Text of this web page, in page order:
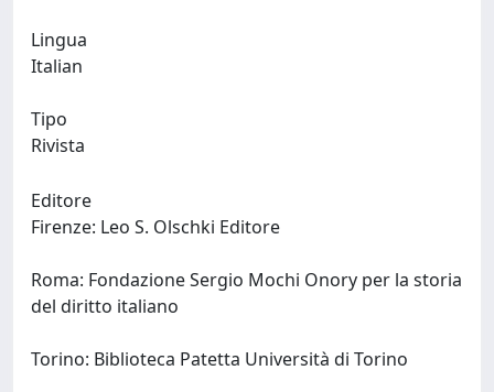
Lingua
Tipo
Rivista
Editore
Firenze: Leo S. Olschki Editore
Roma: Fondazione Sergio Mochi Onory per la storia
del diritto italiano